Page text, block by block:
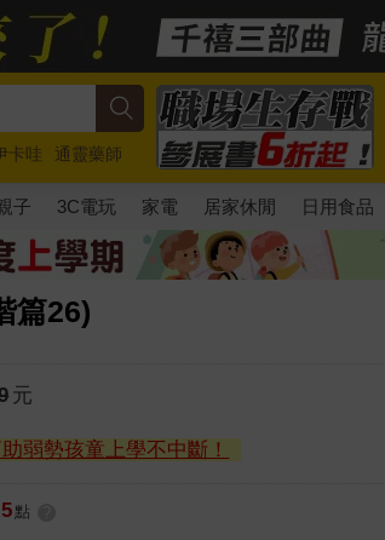
卡哇
通靈藥師
子 3C電玩 家電 居家休閒 日用食品
篇26)
元
弱勢孩童上學不中斷！
5 點